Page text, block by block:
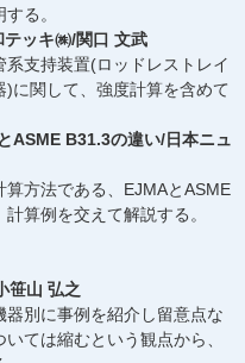
る。
ッキ㈱/関口 文武
支持装置(ロッドレストレイ
に関して、強度計算を含めて
ASME B31.3の違い/日本ニュ
方法である、EJMAとASME
算例を交えて解説する。
笹山 弘之
別に事例を紹介し留意点な
ては縮むという観点から、